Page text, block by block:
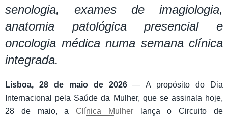
senologia, exames de imagiologia,
anatomia patológica presencial e
oncologia médica numa semana clínica
integrada.
Lisboa, 28 de maio de 2026— A propósito do Dia
Internacional pela Saúde da Mulher, que se assinala hoje,
28 de maio, aClínica Mulherlança o Circuito de